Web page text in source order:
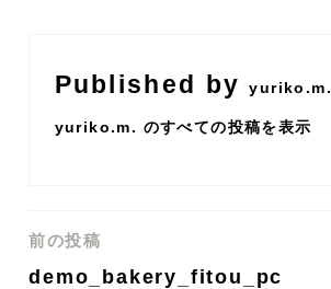
Published byyuriko.m.
yuriko.m. のすべての投稿を表示
投
前の投稿
demo_bakery_fitou_pc